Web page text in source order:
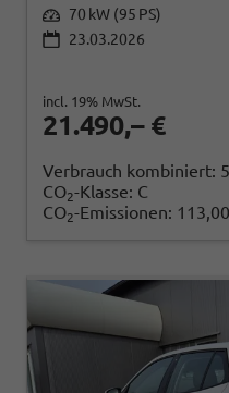
70 kW (95 PS)
23.03.2026
21.490,– €
incl. 19% MwSt.
Verbrauch kombiniert:
CO2-Klasse: C
CO2-Emissionen: